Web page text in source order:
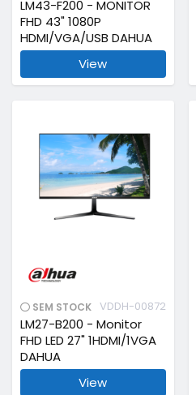
LM43-F200 - MONITOR
FHD 43" 1080P
HDMI/VGA/USB DAHUA
View
SEM STOCK VDDH-00872
LM27-B200 - Monitor
FHD LED 27" 1HDMI/1VGA
DAHUA
View